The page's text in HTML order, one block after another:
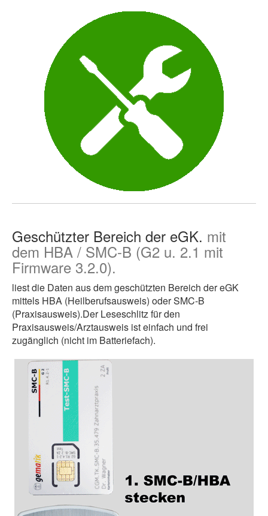
Geschützter Bereich der eGK. mit
dem HBA / SMC-B (G2 u. 2.1 mit
Firmware 3.2.0).
liest die Daten aus dem geschützten Bereich der eGK
mittels HBA (Heilberufsausweis) oder SMC-B
(Praxisausweis).Der Leseschlitz für den
Praxisausweis/Arztausweis ist einfach und frei
zugänglich (nicht im Batteriefach).